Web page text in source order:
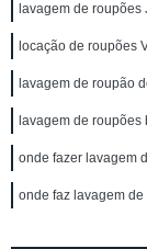
lavagem de roupões
locação de roupões
lavagem de roupão
lavagem de
onde fazer lavagem
onde faz lavagem